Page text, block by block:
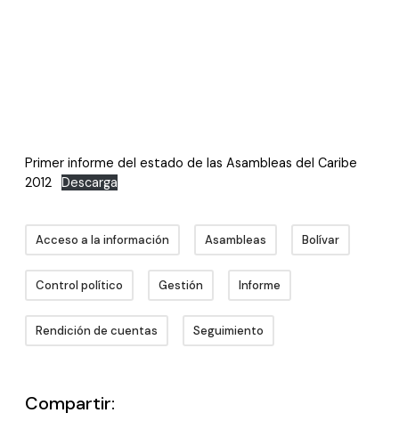
Primer informe del estado de las Asambleas del Caribe
2012
Descarga
Acceso a la información Asambleas Bolívar
Control político Gestión Informe
Rendición de cuentas Seguimiento
Compartir: